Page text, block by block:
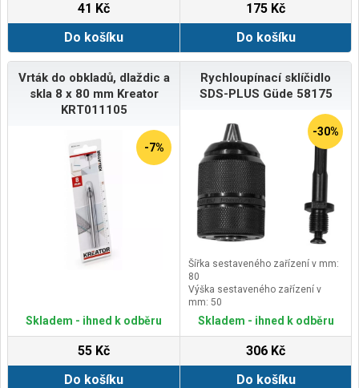
41 Kč
Do košíku
175 Kč
Do košíku
Vrták do obkladů, dlaždic a
skla 8 x 80 mm Kreator
KRT011105
-7%
Skladem - ihned k odběru
55 Kč
Do košíku
Rychloupínací sklíčidlo
SDS-PLUS Güde 58175
-30%
Šířka sestaveného zařízení v mm:
80
Výška sestaveného zařízení v
mm: 50
Délka sestaveného zařízení v mm:
150
Skladem - ihned k odběru
306 Kč
Do košíku